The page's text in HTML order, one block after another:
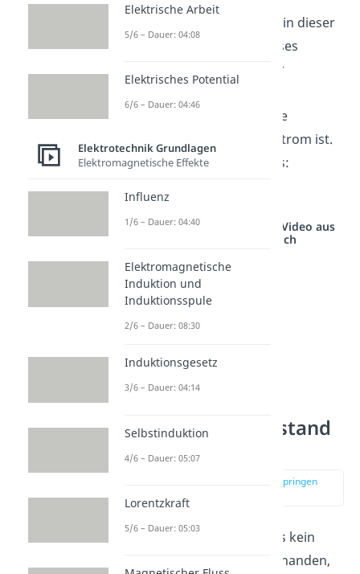
Das ohmsche Gesetz wird in dieser
Formel umgewandelt. Dieses
besagt, dass ein ohmscher
Proportionalitätskonstante
zwischen Spannung und Strom ist.
Als Formel sieht das so aus:
Studyflix vernetzt: Hier ein Video aus
einem anderen Bereich
Ohmscher Widerstand
und Extremfälle
zur Stelle im Video springen
Ist in einem Stromlaufkreis kein
ohmscher Widerstand vorhanden,
Elektrische Arbeit
5/6 – Dauer: 04:08
Elektrisches Potential
6/6 – Dauer: 04:46
Elektrotechnik Grundlagen
Elektromagnetische Effekte
Influenz
1/6 – Dauer: 04:40
Elektromagnetische
Induktion und
Induktionsspule
2/6 – Dauer: 08:30
Induktionsgesetz
3/6 – Dauer: 04:14
Selbstinduktion
4/6 – Dauer: 05:07
Lorentzkraft
5/6 – Dauer: 05:03